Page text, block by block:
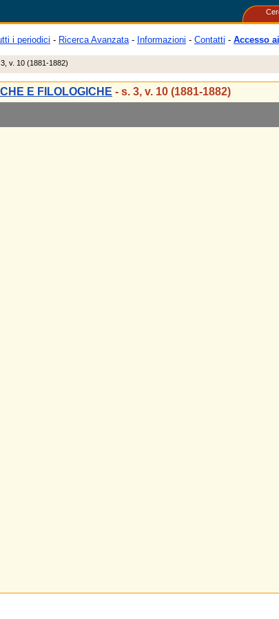
i periodici - Ricerca Avanzata- Informazioni - Contatti - Accesso
v. 10 (1881-1882)
E FILOLOGICHE - s. 3, v. 10 (1881-1882)